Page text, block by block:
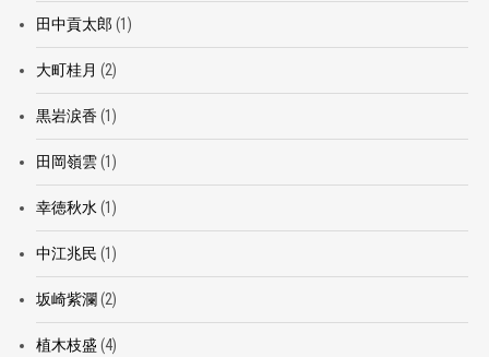
田中貢太郎 (1)
大町桂月 (2)
黒岩涙香(1)
田岡嶺雲(1)
幸徳秋水(1)
中江兆民 (1)
坂崎紫瀾 (2)
植木枝盛 (4)